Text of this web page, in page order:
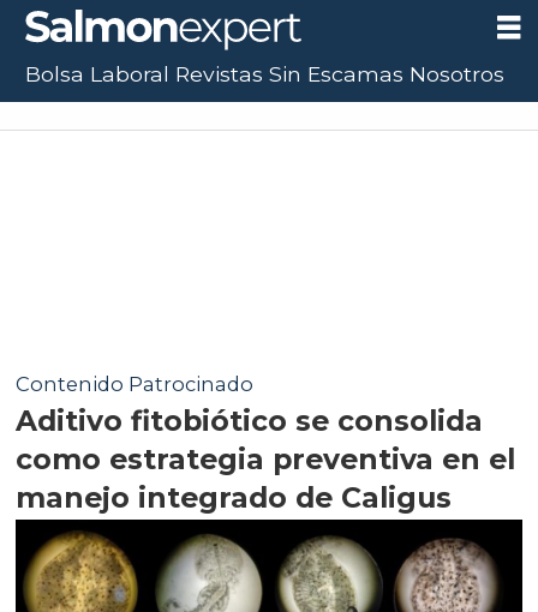
Contenido Patrocinado
Aditivo fitobiótico se consolida
como estrategia preventiva en el
manejo integrado de Caligus
Bolsa Laboral Revistas Sin Escamas Nosotros